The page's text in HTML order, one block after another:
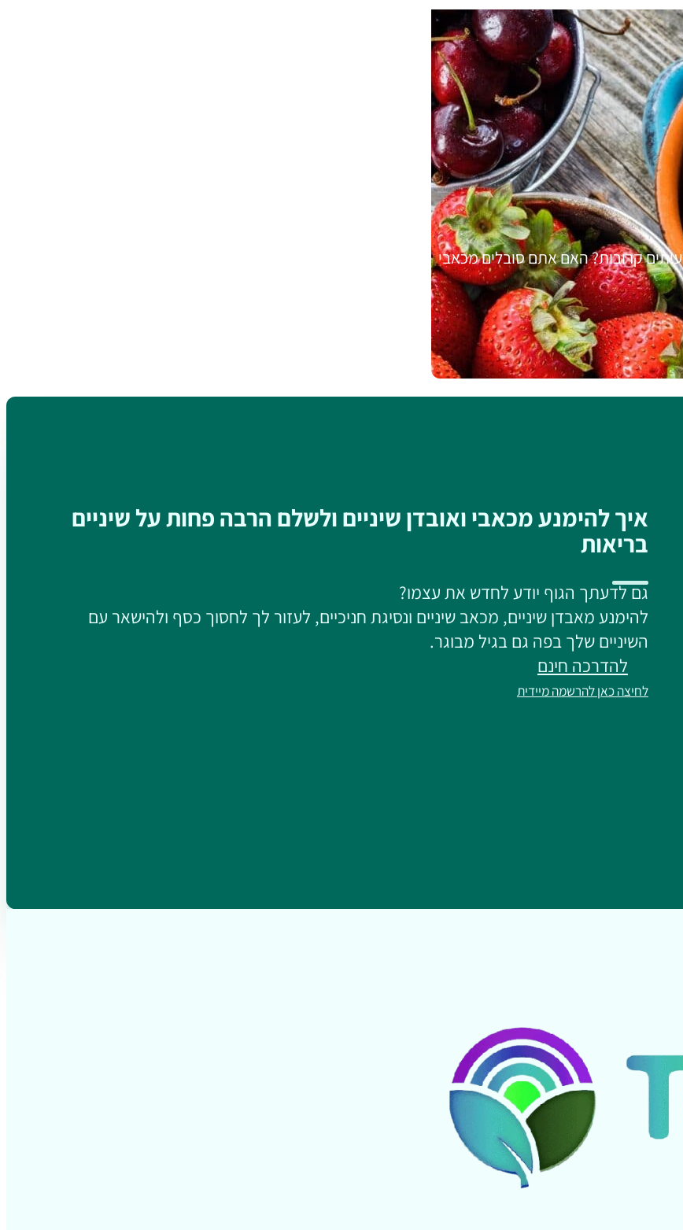
קרובות? האם אתם סובלים מכאבי
איך להימנע מכאבי ואובדן שיניים ולשלם הרבה פחות על שיניים
בריאות
גם לדעתך הגוף יודע לחדש את עצמו?
להימנע מאבדן שיניים, מכאב שיניים ונסיגת חניכיים, לעזור לך לחסוך כסף ולהישאר עם
השיניים שלך בפה גם בגיל מבוגר.
להדרכה חינם
לחיצה כאן להרשמה מיידית